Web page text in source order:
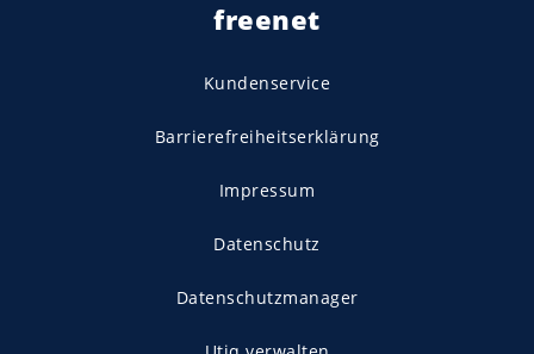
freenet
Kundenservice
Barrierefreiheitserklärung
Impressum
Datenschutz
Datenschutzmanager